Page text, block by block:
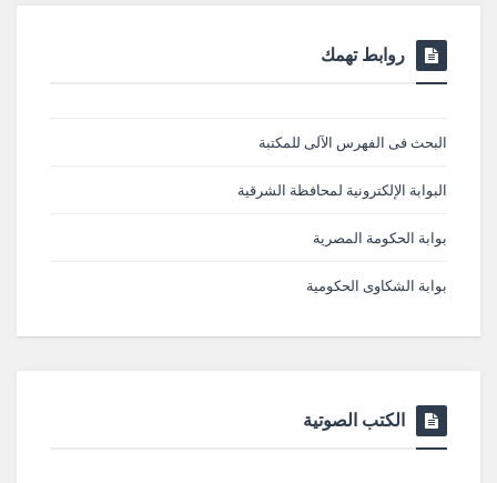
روابط تهمك
البحث فى الفهرس الآلى للمكتبة
البوابة الإلكترونية لمحافظة الشرقية
بوابة الحكومة المصرية
بوابة الشكاوى الحكومية
الكتب الصوتية